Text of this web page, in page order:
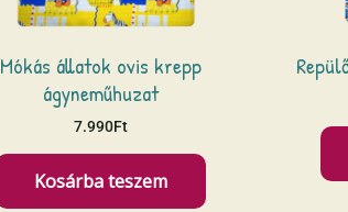
Mókás állatok ovis krepp
ágyneműhuzat
7.990Ft
Kosárba teszem